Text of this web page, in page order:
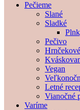
Pečieme
Slané
Sladké
Pečivo
Vegan
Letné
Vianočné
Varíme